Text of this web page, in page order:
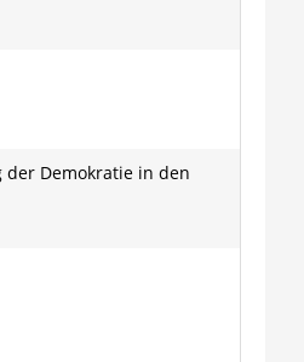
der Demokratie in den